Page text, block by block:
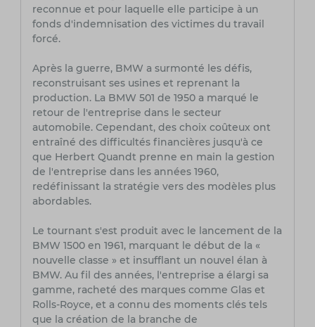
reconnue et pour laquelle elle participe à un
fonds d'indemnisation des victimes du travail
forcé.
Après la guerre, BMW a surmonté les défis,
reconstruisant ses usines et reprenant la
production. La BMW 501 de 1950 a marqué le
retour de l'entreprise dans le secteur
automobile. Cependant, des choix coûteux ont
entraîné des difficultés financières jusqu'à ce
que Herbert Quandt prenne en main la gestion
de l'entreprise dans les années 1960,
redéfinissant la stratégie vers des modèles plus
abordables.
Le tournant s'est produit avec le lancement de la
BMW 1500 en 1961, marquant le début de la «
nouvelle classe » et insufflant un nouvel élan à
BMW. Au fil des années, l'entreprise a élargi sa
gamme, racheté des marques comme Glas et
Rolls-Royce, et a connu des moments clés tels
que la création de la branche de